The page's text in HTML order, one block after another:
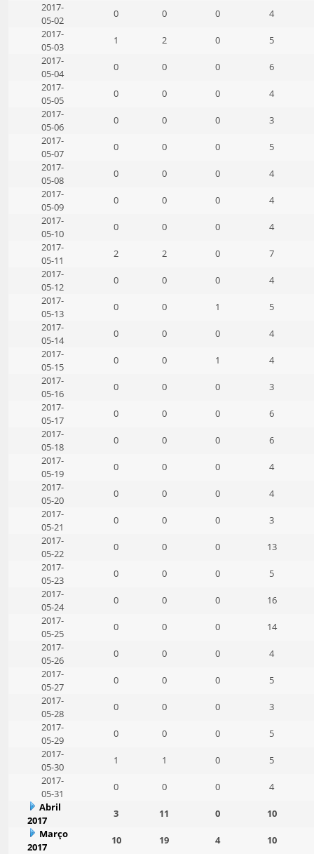
2017-
05-02
0 0 0
4
2017-
05-03
1 2 0
5
2017-
05-04
0 0 0
6
2017-
05-05
0 0 0
4
2017-
05-06
0 0 0
3
2017-
05-07
0 0 0
5
2017-
05-08
0 0 0
4
2017-
05-09
0 0 0
4
2017-
05-10
0 0 0
4
2017-
05-11
2 2 0
7
2017-
05-12
0 0 0
4
2017-
05-13
0 0 1
5
2017-
05-14
0 0 0
4
2017-
05-15
0 0 1
4
2017-
05-16
0 0 0
3
2017-
05-17
0 0 0
6
2017-
05-18
0 0 0
6
2017-
05-19
0 0 0
4
2017-
05-20
0 0 0
4
2017-
05-21
0 0 0
3
2017-
05-22
0 0 0
13
2017-
05-23
0 0 0
5
2017-
05-24
0 0 0
16
2017-
05-25
0 0 0
14
2017-
05-26
0 0 0
4
2017-
05-27
0 0 0
5
2017-
05-28
0 0 0
3
2017-
05-29
0 0 0
5
2017-
05-30
1 1 0
5
2017-
05-31
0 0 0
4
Abril
2017
3 11 0
10
Março
2017
10 19 4 10